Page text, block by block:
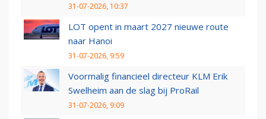
31-07-2026, 10:37
LOT opent in maart 2027 nieuwe route
naar Hanoi
31-07-2026, 9:59
Voormalig financieel directeur KLM Erik
Swelheim aan de slag bij ProRail
31-07-2026, 9:09